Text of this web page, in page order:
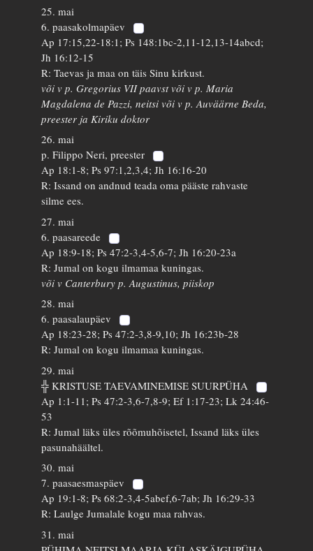
25. mai
6. paasakolmapäev
Ap 17:15,22-18:1; Ps 148:1bc-2,11-12,13-14abcd;
Jh 16:12-15
R: Taevas ja maa on täis Sinu kirkust.
või v p. Gregorius VII paavst või v p. Maria
Magdalena de Pazzi, neitsi või v p. Auväärne Beda,
preester ja Kiriku doktor
26. mai
p. Filippo Neri, preester
Ap 18:1-8; Ps 97:1,2,3,4; Jh 16:16-20
R: Issand on andnud teada oma pääste rahvaste
silme ees.
27. mai
6. paasareede
Ap 18:9-18; Ps 47:2-3,4-5,6-7; Jh 16:20-23a
R: Jumal on kogu ilmamaa kuningas.
või v Canterbury p. Augustinus, piiskop
28. mai
6. paasalaupäev
Ap 18:23-28; Ps 47:2-3,8-9,10; Jh 16:23b-28
R: Jumal on kogu ilmamaa kuningas.
29. mai
╬ KRISTUSE TAEVAMINEMISE SUURPÜHA
Ap 1:1-11; Ps 47:2-3,6-7,8-9; Ef 1:17-23; Lk 24:46-
53
R: Jumal läks üles rõõmuhõisetel, Issand läks üles
pasunahäältel.
30. mai
7. paasaesmaspäev
Ap 19:1-8; Ps 68:2-3,4-5abef,6-7ab; Jh 16:29-33
R: Laulge Jumalale kogu maa rahvas.
31. mai